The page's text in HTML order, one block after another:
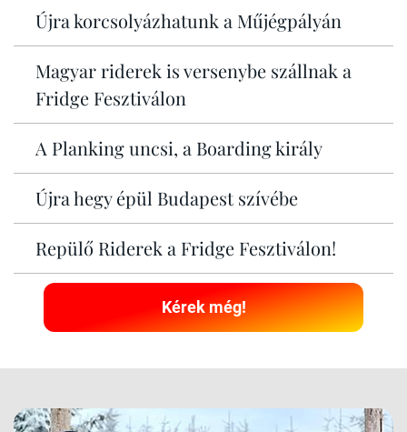
Újra korcsolyázhatunk a Műjégpályán
Magyar riderek is versenybe szállnak a
Fridge Fesztiválon
A Planking uncsi, a Boarding király
Újra hegy épül Budapest szívébe
Repülő Riderek a Fridge Fesztiválon!
Kérek még!